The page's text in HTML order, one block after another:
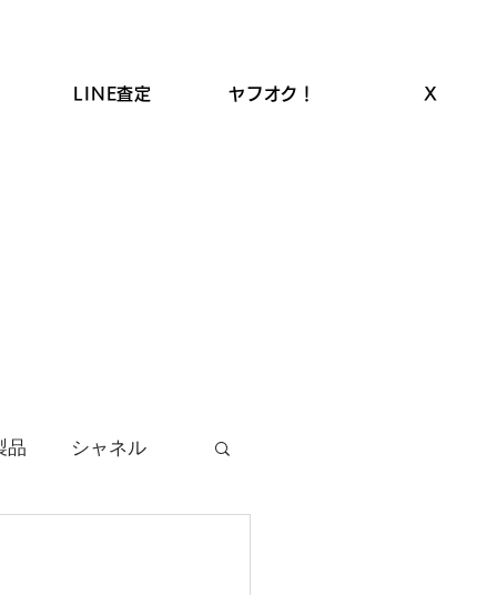
LINE査定 ヤフオク！ X
品 シャネル